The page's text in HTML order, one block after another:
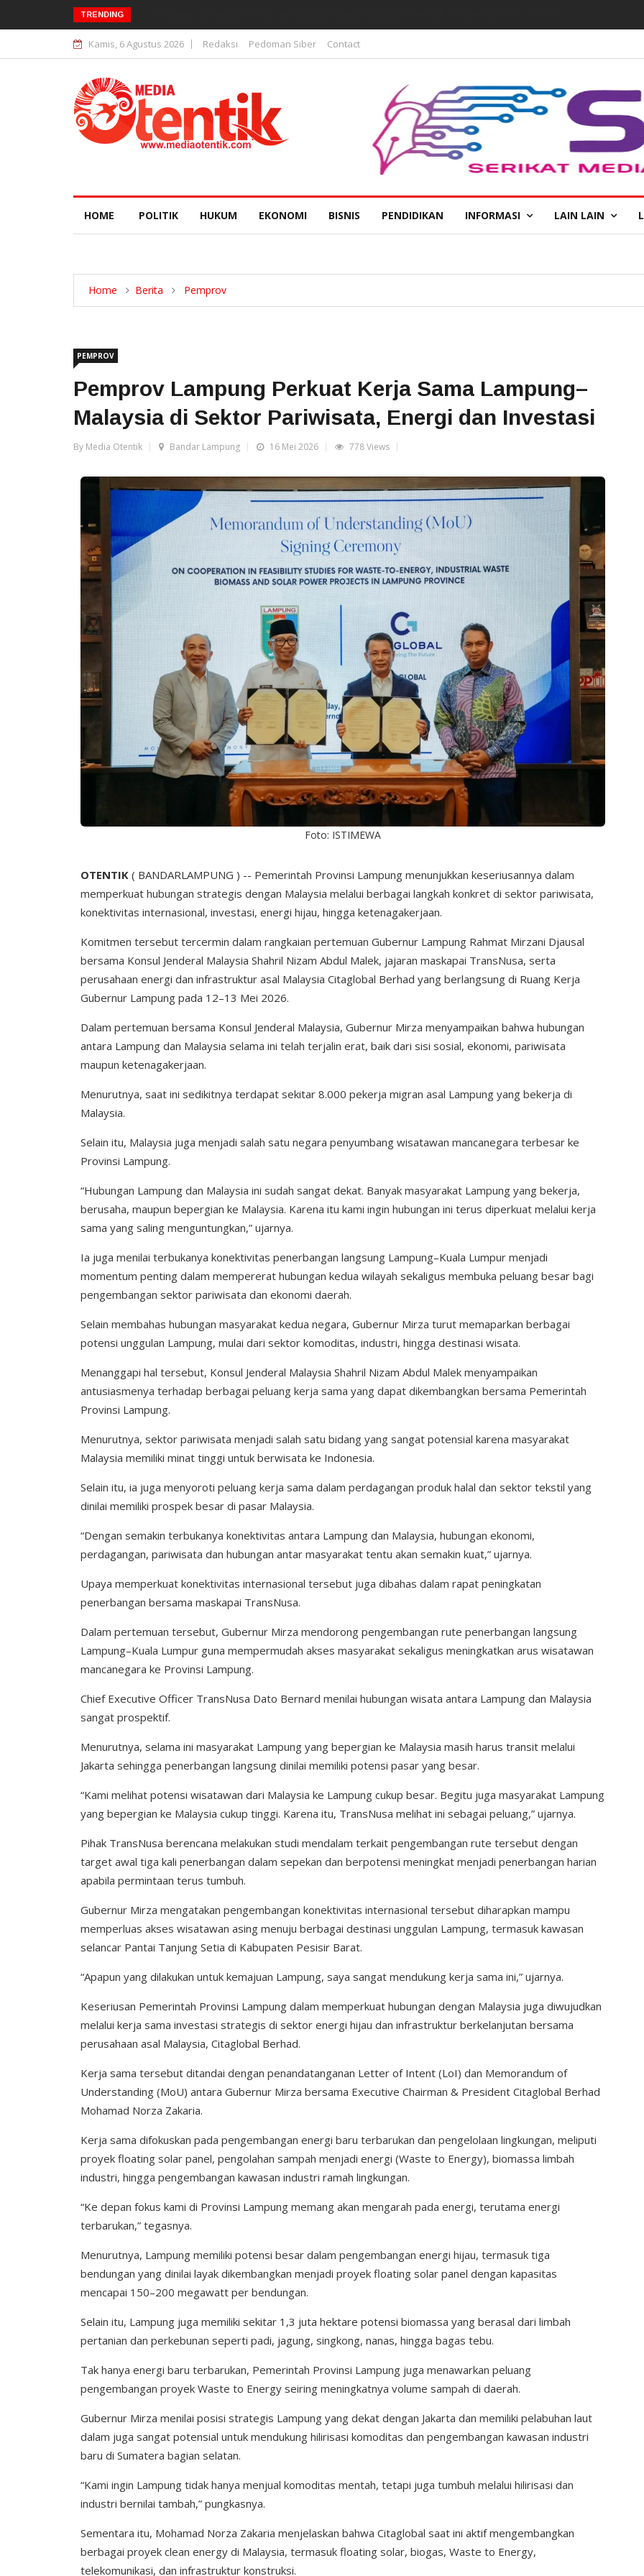
TRENDING
Kamis, 6 Agustus 2026 Redaksi Pedoman Siber Contact
HOME POLITIK HUKUM EKONOMI BISNIS PENDIDIKAN INFORMASI LAIN LAIN
Home Berita Pemprov
PEMPROV
Pemprov Lampung Perkuat Kerja Sama Lampung–
Malaysia di Sektor Pariwisata, Energi dan Investasi
By Media Otentik Bandar Lampung 16 Mei 2026 778 Views
Foto: ISTIMEWA
OTENTIK ( BANDARLAMPUNG ) -- Pemerintah Provinsi Lampung menunjukkan keseriusannya dalam
memperkuat hubungan strategis dengan Malaysia melalui berbagai langkah konkret di sektor pariwisata,
konektivitas internasional, investasi, energi hijau, hingga ketenagakerjaan.
Komitmen tersebut tercermin dalam rangkaian pertemuan Gubernur Lampung Rahmat Mirzani Djausal
bersama Konsul Jenderal Malaysia Shahril Nizam Abdul Malek, jajaran maskapai TransNusa, serta
perusahaan energi dan infrastruktur asal Malaysia Citaglobal Berhad yang berlangsung di Ruang Kerja
Gubernur Lampung pada 12–13 Mei 2026.
Dalam pertemuan bersama Konsul Jenderal Malaysia, Gubernur Mirza menyampaikan bahwa hubungan
antara Lampung dan Malaysia selama ini telah terjalin erat, baik dari sisi sosial, ekonomi, pariwisata
maupun ketenagakerjaan.
Menurutnya, saat ini sedikitnya terdapat sekitar 8.000 pekerja migran asal Lampung yang bekerja di
Malaysia.
Selain itu, Malaysia juga menjadi salah satu negara penyumbang wisatawan mancanegara terbesar ke
Provinsi Lampung.
“Hubungan Lampung dan Malaysia ini sudah sangat dekat. Banyak masyarakat Lampung yang bekerja,
berusaha, maupun bepergian ke Malaysia. Karena itu kami ingin hubungan ini terus diperkuat melalui kerja
sama yang saling menguntungkan,” ujarnya.
Ia juga menilai terbukanya konektivitas penerbangan langsung Lampung–Kuala Lumpur menjadi
momentum penting dalam mempererat hubungan kedua wilayah sekaligus membuka peluang besar bagi
pengembangan sektor pariwisata dan ekonomi daerah.
Selain membahas hubungan masyarakat kedua negara, Gubernur Mirza turut memaparkan berbagai
potensi unggulan Lampung, mulai dari sektor komoditas, industri, hingga destinasi wisata.
Menanggapi hal tersebut, Konsul Jenderal Malaysia Shahril Nizam Abdul Malek menyampaikan
antusiasmenya terhadap berbagai peluang kerja sama yang dapat dikembangkan bersama Pemerintah
Provinsi Lampung.
Menurutnya, sektor pariwisata menjadi salah satu bidang yang sangat potensial karena masyarakat
Malaysia memiliki minat tinggi untuk berwisata ke Indonesia.
Selain itu, ia juga menyoroti peluang kerja sama dalam perdagangan produk halal dan sektor tekstil yang
dinilai memiliki prospek besar di pasar Malaysia.
“Dengan semakin terbukanya konektivitas antara Lampung dan Malaysia, hubungan ekonomi,
perdagangan, pariwisata dan hubungan antar masyarakat tentu akan semakin kuat,” ujarnya.
Upaya memperkuat konektivitas internasional tersebut juga dibahas dalam rapat peningkatan
penerbangan bersama maskapai TransNusa.
Dalam pertemuan tersebut, Gubernur Mirza mendorong pengembangan rute penerbangan langsung
Lampung–Kuala Lumpur guna mempermudah akses masyarakat sekaligus meningkatkan arus wisatawan
mancanegara ke Provinsi Lampung.
Chief Executive Officer TransNusa Dato Bernard menilai hubungan wisata antara Lampung dan Malaysia
sangat prospektif.
Menurutnya, selama ini masyarakat Lampung yang bepergian ke Malaysia masih harus transit melalui
Jakarta sehingga penerbangan langsung dinilai memiliki potensi pasar yang besar.
“Kami melihat potensi wisatawan dari Malaysia ke Lampung cukup besar. Begitu juga masyarakat Lampung
yang bepergian ke Malaysia cukup tinggi. Karena itu, TransNusa melihat ini sebagai peluang,” ujarnya.
Pihak TransNusa berencana melakukan studi mendalam terkait pengembangan rute tersebut dengan
target awal tiga kali penerbangan dalam sepekan dan berpotensi meningkat menjadi penerbangan harian
apabila permintaan terus tumbuh.
Gubernur Mirza mengatakan pengembangan konektivitas internasional tersebut diharapkan mampu
memperluas akses wisatawan asing menuju berbagai destinasi unggulan Lampung, termasuk kawasan
selancar Pantai Tanjung Setia di Kabupaten Pesisir Barat.
“Apapun yang dilakukan untuk kemajuan Lampung, saya sangat mendukung kerja sama ini,” ujarnya.
Keseriusan Pemerintah Provinsi Lampung dalam memperkuat hubungan dengan Malaysia juga diwujudkan
melalui kerja sama investasi strategis di sektor energi hijau dan infrastruktur berkelanjutan bersama
perusahaan asal Malaysia, Citaglobal Berhad.
Kerja sama tersebut ditandai dengan penandatanganan Letter of Intent (LoI) dan Memorandum of
Understanding (MoU) antara Gubernur Mirza bersama Executive Chairman & President Citaglobal Berhad
Mohamad Norza Zakaria.
Kerja sama difokuskan pada pengembangan energi baru terbarukan dan pengelolaan lingkungan, meliputi
proyek floating solar panel, pengolahan sampah menjadi energi (Waste to Energy), biomassa limbah
industri, hingga pengembangan kawasan industri ramah lingkungan.
“Ke depan fokus kami di Provinsi Lampung memang akan mengarah pada energi, terutama energi
terbarukan,” tegasnya.
Menurutnya, Lampung memiliki potensi besar dalam pengembangan energi hijau, termasuk tiga
bendungan yang dinilai layak dikembangkan menjadi proyek floating solar panel dengan kapasitas
mencapai 150–200 megawatt per bendungan.
Selain itu, Lampung juga memiliki sekitar 1,3 juta hektare potensi biomassa yang berasal dari limbah
pertanian dan perkebunan seperti padi, jagung, singkong, nanas, hingga bagas tebu.
Tak hanya energi baru terbarukan, Pemerintah Provinsi Lampung juga menawarkan peluang
pengembangan proyek Waste to Energy seiring meningkatnya volume sampah di daerah.
Gubernur Mirza menilai posisi strategis Lampung yang dekat dengan Jakarta dan memiliki pelabuhan laut
dalam juga sangat potensial untuk mendukung hilirisasi komoditas dan pengembangan kawasan industri
baru di Sumatera bagian selatan.
“Kami ingin Lampung tidak hanya menjual komoditas mentah, tetapi juga tumbuh melalui hilirisasi dan
industri bernilai tambah,” pungkasnya.
Sementara itu, Mohamad Norza Zakaria menjelaskan bahwa Citaglobal saat ini aktif mengembangkan
berbagai proyek clean energy di Malaysia, termasuk floating solar, biogas, Waste to Energy,
telekomunikasi, dan infrastruktur konstruksi.